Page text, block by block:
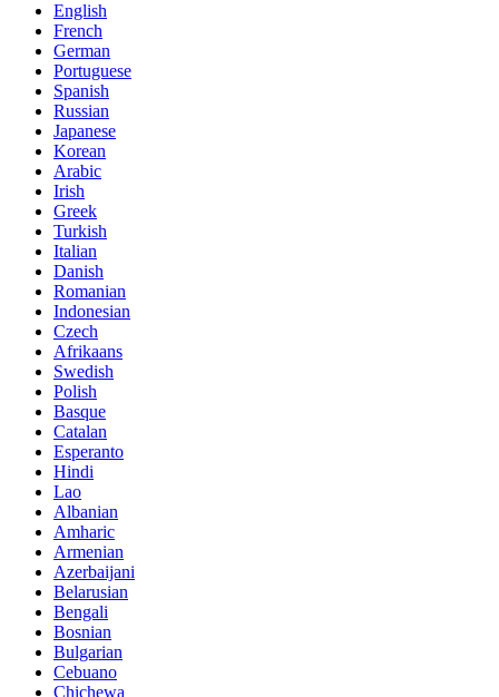
English
French
German
Portuguese
Spanish
Russian
Japanese
Korean
Arabic
Irish
Greek
Turkish
Italian
Danish
Romanian
Indonesian
Czech
Afrikaans
Swedish
Polish
Basque
Catalan
Esperanto
Hindi
Lao
Albanian
Amharic
Armenian
Azerbaijani
Belarusian
Bengali
Bosnian
Bulgarian
Cebuano
Chichewa